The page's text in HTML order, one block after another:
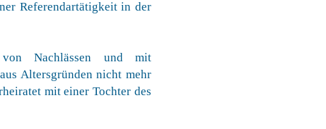
Referendartätigkeit in der
Nachlässen und mit
Altersgründen nicht mehr
mit einer Tochter des